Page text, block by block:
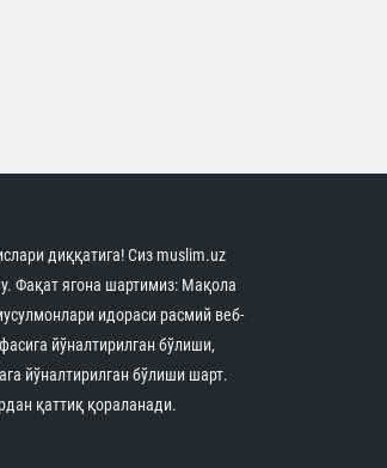
диққатига! Сиз muslim.uz
Фақат ягона шартимиз: Мақола
идораси расмий веб-
йўналтирилган бўлиши,
йўналтирилган бўлиши шарт.
қаттиқ қораланади.